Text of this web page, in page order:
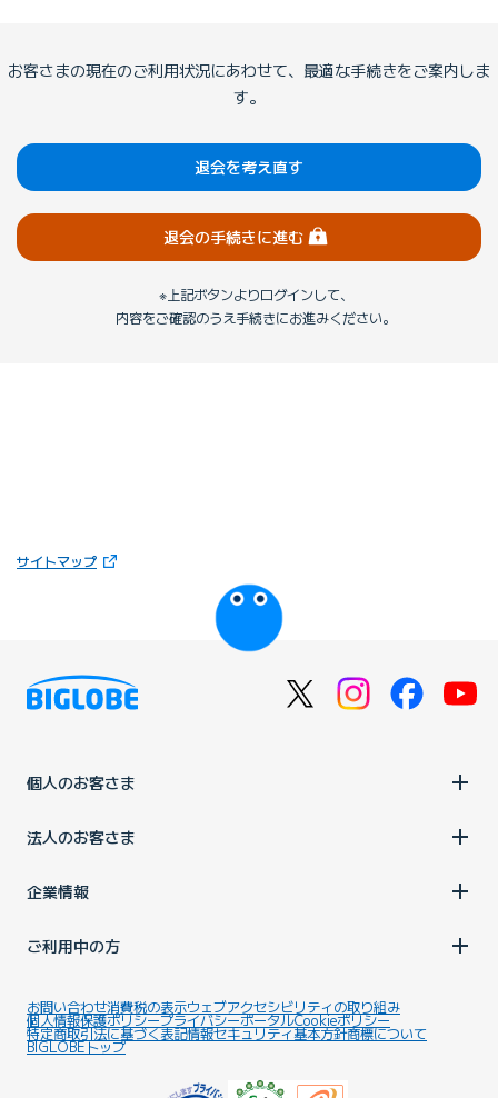
お客さまの現在のご利用状況にあわせて、最適な手続きをご案内しま
す。
退会を考え直す
退会の手続きに進む（ログイン）
上記ボタンよりログインして、
内容をご確認のうえ手続きにお進みください。
サイトマップ（新しいタブで開きます）
びっぷるのページ
個人のお客さま
法人のお客さま
企業情報
ご利用中の方
お問い合わせ消費税の表示ウェブアクセシビリティの取り組み
個人情報保護ポリシープライバシーポータルCookieポリシー
特定商取引法に基づく表記情報セキュリティ基本方針商標について
BIGLOBEトップ